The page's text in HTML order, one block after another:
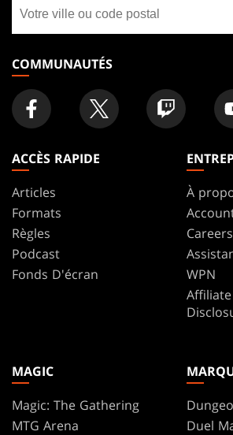
FOOTER
un
magasin
COMMUNAUTÉS
ACCÈS RAPIDE
Articles
Formats
Règles
Podcast
Fonds D'écran
À
Careers
WPN
MAGIC
Magic: The Gathering
MTG Arena
Duel